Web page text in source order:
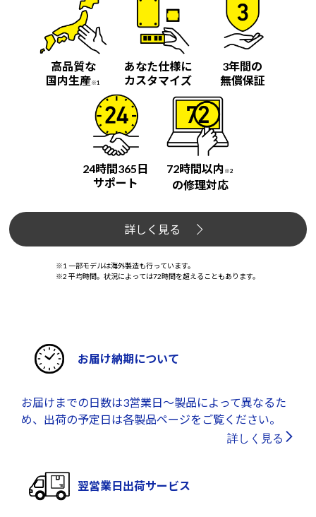
高品質な
国内生産※1
あなた仕様に
カスタマイズ
3年間の
無償保証
24時間365日
サポート
72時間以内 ※2
の修理対応
詳しく見る
※1 一部モデルは海外製造も行っています。
※2 平均時間。状況によっては72時間を超えることもあります。
お届け納期について
お届けまでの日数は3営業日～製品によって異なるた
め、出荷の予定日は各製品ページをご覧ください。
詳しく見る
翌営業日出荷サービス